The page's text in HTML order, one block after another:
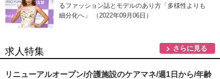
るファッション誌とモデルのあり方「多様性よりも
細分化へ」 （2022年09月06日）
求人特集 さらに見る
リニューアルオープン/介護施設のケアマネ/週1日から/年齢